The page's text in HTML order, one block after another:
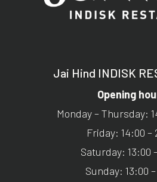
Jai Hind INDISK
Opening
Monday – Thursday:
Friday: 14:00 –
Saturday: 13:00
Sunday: 13:00